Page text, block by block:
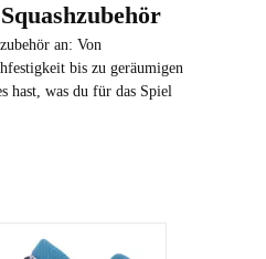
an: Von
bis zu geräumigen
hast, was du für das Spiel